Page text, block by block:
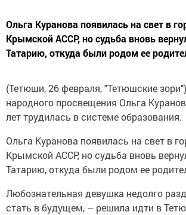
Ольга Куранова появилась на свет в
Крымской АССР, но судьба вновь
Татарию, откуда были родом ее
(Тетюши, 26 февраля, "Тетюшские
народного просвещения Ольга
лет трудилась в системе ­образования.
Ольга Куранова появилась на свет в
Крымской АССР, но судьба вновь
Татарию, откуда были родом ее
Любознательная девушка недолго
стать в будущем, – решила идти в